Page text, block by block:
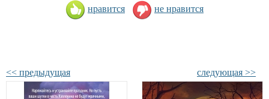
нравится не нравится
<< предыдущая следующая >>